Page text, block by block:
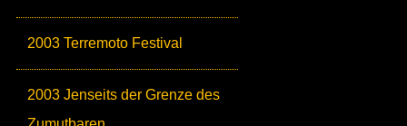
2003 Terremoto Festival
2003 Jenseits der Grenze des